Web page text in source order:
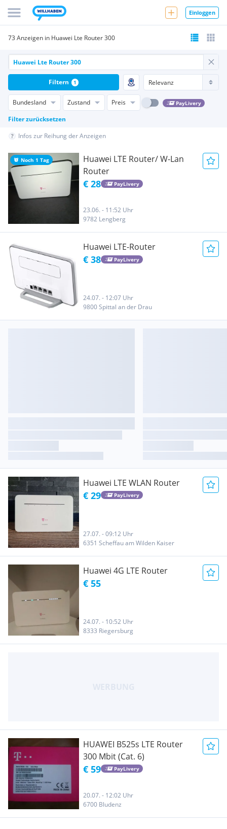
Einloggen
73 Anzeigen in Huawei Lte Router 300
Bundesland Zustand Preis PayLivery
Filter zurücksetzen
Filtern 1
Infos zur Reihung der Anzeigen
Noch 1 Tag
Huawei LTE Router/ W-Lan
Router
€ 28 PayLivery
23.06. - 11:52 Uhr
9782 Lengberg
Huawei LTE-Router
€ 38 PayLivery
24.07. - 12:07 Uhr
9800 Spittal an der Drau
Huawei LTE WLAN Router
€ 29 PayLivery
27.07. - 09:12 Uhr
6351 Scheffau am Wilden Kaiser
Huawei 4G LTE Router
€ 55
24.07. - 10:52 Uhr
8333 Riegersburg
HUAWEI B525s LTE Router
300 Mbit (Cat. 6)
€ 59 PayLivery
20.07. - 12:02 Uhr
6700 Bludenz